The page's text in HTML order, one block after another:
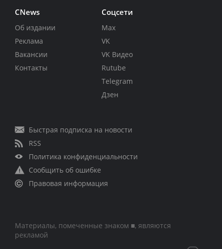
CNews
Об издании
Реклама
Вакансии
Контакты
Соцсети
Max
VK
VK Видео
Rutube
Telegram
Дзен
Быстрая подписка на новости
RSS
Политика конфиденциальности
Сообщить об ошибке
Правовая информация
Материалы, помеченные знаком ■, являются
рекламой